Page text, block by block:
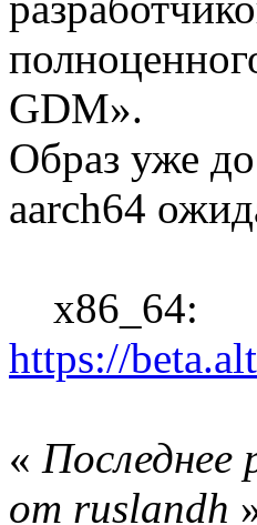
GDM».
Образ уже
aarch64
x86_64:
https://
« Последнее
от ruslandh